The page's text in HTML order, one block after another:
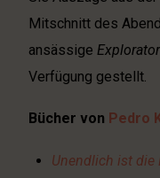
Mitschnitt des
ansässige
Verfügung gestellt.
Bücher von Pedro
Unendlich ist die